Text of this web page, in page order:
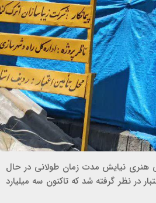
هنری نیایش مدت زمان طولانی در حال
در نظر گرفته شد که تاکنون سه میلیارد